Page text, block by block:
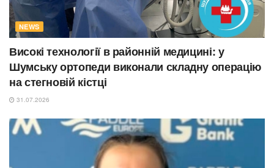
NEWS
Високі технології в районній медицині: у
Шумську ортопеди виконали складну операцію
на стегновій кістці
31.07.2026